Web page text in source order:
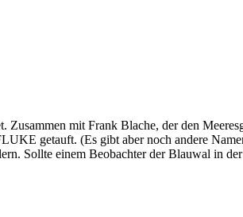
mit Frank Blache, der den
getauft. (Es gibt aber noch andere
Sollte einem Beobachter der Blauwal in